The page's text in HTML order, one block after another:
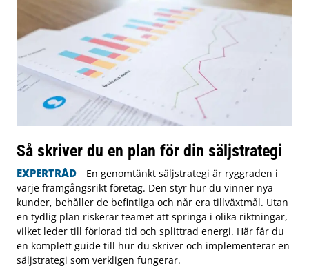
Så skriver du en plan för din säljstrategi
EXPERTRÅD
En genomtänkt säljstrategi är ryggraden i
varje framgångsrikt företag. Den styr hur du vinner nya
kunder, behåller de befintliga och når era tillväxtmål. Utan
en tydlig plan riskerar teamet att springa i olika riktningar,
vilket leder till förlorad tid och splittrad energi. Här får du
en komplett guide till hur du skriver och implementerar en
säljstrategi som verkligen fungerar.